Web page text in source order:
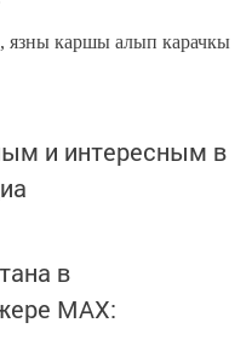
каршы алып карачкы
и интересным в
в
MАХ: